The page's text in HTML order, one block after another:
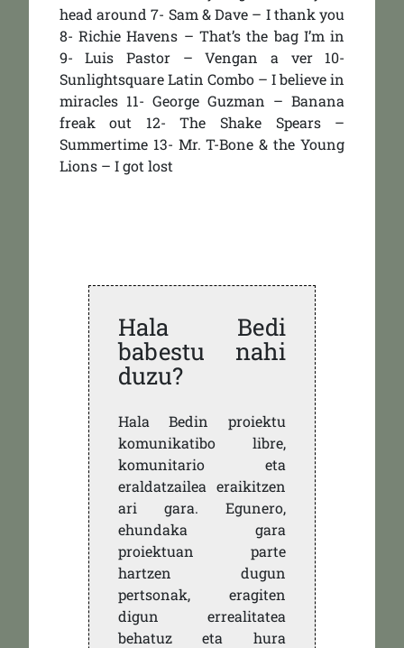
head around 7- Sam & Dave – I thank you
8- Richie Havens – That’s the bag I’m in
9- Luis Pastor – Vengan a ver 10-
Sunlightsquare Latin Combo – I believe in
miracles 11- George Guzman – Banana
freak out 12- The Shake Spears –
Summertime 13- Mr. T-Bone & the Young
Lions – I got lost
Hala Bedi
babestu nahi
duzu?
Hala Bedin proiektu
komunikatibo libre,
komunitario eta
eraldatzailea eraikitzen
ari gara. Egunero,
ehundaka gara
proiektuan parte
hartzen dugun
pertsonak, eragiten
digun errealitatea
behatuz eta hura